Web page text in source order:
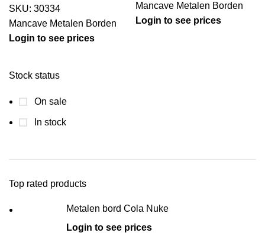
Stock status
On sale
In stock
Top rated products
Metalen bord Cola Nuke
Login to see prices
SKU: 30334
Mancave Metalen Borden
Login to see prices
Mancave Metalen Borden
Login to see prices